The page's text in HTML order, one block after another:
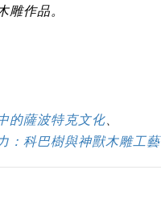
雕作品。
的薩波特克文化、
：科巴樹與神獸木雕工藝